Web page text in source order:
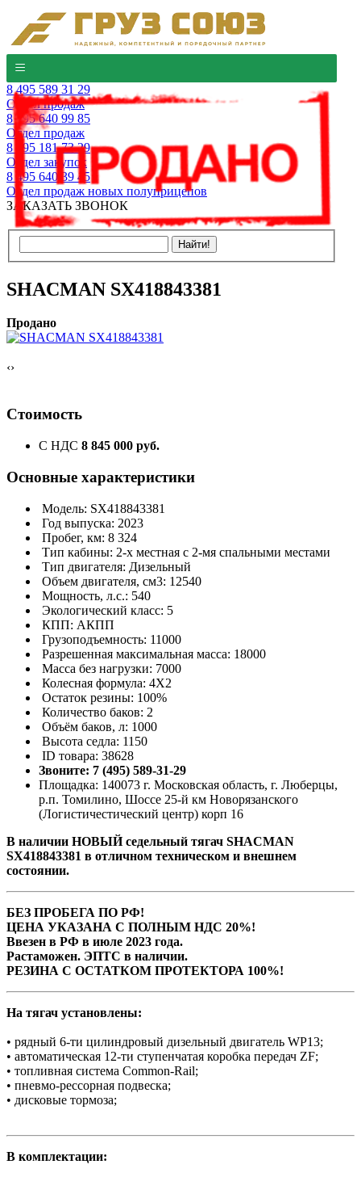
8 495 589 31 29
Отдел продаж
8 495 640 99 85
Отдел продаж
8 495 181 73 29
Отдел закупок
8 495 640 39 45
Отдел продаж новых полуприцепов
ЗАКАЗАТЬ ЗВОНОК
SHACMAN SX418843381
Продано
‹›
Стоимость
С НДС 8 845 000 руб.
Основные характеристики
Модель: SX418843381
Год выпуска: 2023
Пробег, км: 8 324
Тип кабины: 2-х местная с 2-мя спальными местами
Тип двигателя: Дизельный
Объем двигателя, см3: 12540
Мощность, л.с.: 540
Экологический класс: 5
КПП: АКПП
Грузоподъемность: 11000
Разрешенная максимальная масса: 18000
Масса без нагрузки: 7000
Колесная формула: 4Х2
Остаток резины: 100%
Количество баков: 2
Объём баков, л: 1000
Высота седла: 1150
ID товара: 38628
Звоните: 7 (495) 589-31-29
Площадка: 140073 г. Московская область, г. Люберцы,
р.п. Томилино, Шоссе 25-й км Новорязанского
(Логистичестический центр) корп 16
В наличии НОВЫЙ седельный тягач SHACMAN
SX418843381 в отличном техническом и внешнем
состоянии.
БЕЗ ПРОБЕГА ПО РФ!
ЦЕНА УКАЗАНА С ПОЛНЫМ НДС 20%!
Ввезен в РФ в июле 2023 года.
Растаможен. ЭПТС в наличии.
РЕЗИНА С ОСТАТКОМ ПРОТЕКТОРА 100%!
На тягач установлены:
• рядный 6-ти цилиндровый дизельный двигатель WP13;
• автоматическая 12-ти ступенчатая коробка передач ZF;
• топливная система Common-Rail;
• пневмо-рессорная подвеска;
• дисковые тормоза;
В комплектации: